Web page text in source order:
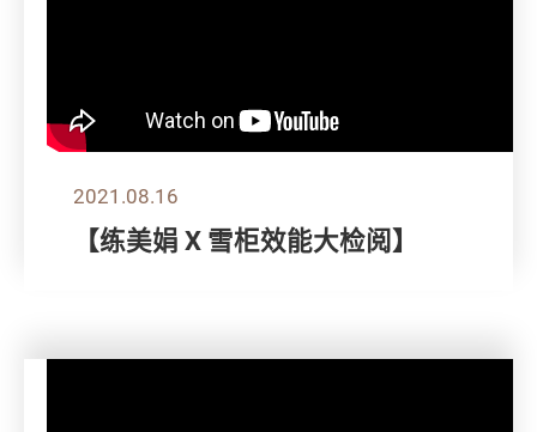
2021.08.16
【练美娟 X 雪柜效能大检阅】